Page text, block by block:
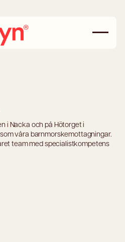
i Nacka och på Hötorget i
våra barnmorskemottagningar.
team med specialistkompetens